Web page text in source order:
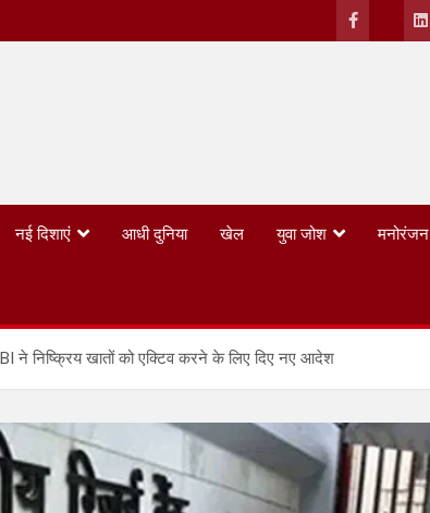
नई दिशाएं आधी दुनिया खेल युवा जोश मनोरंजन
ने निष्क्रिय खातों को एक्टिव करने के लिए दिए नए आदेश